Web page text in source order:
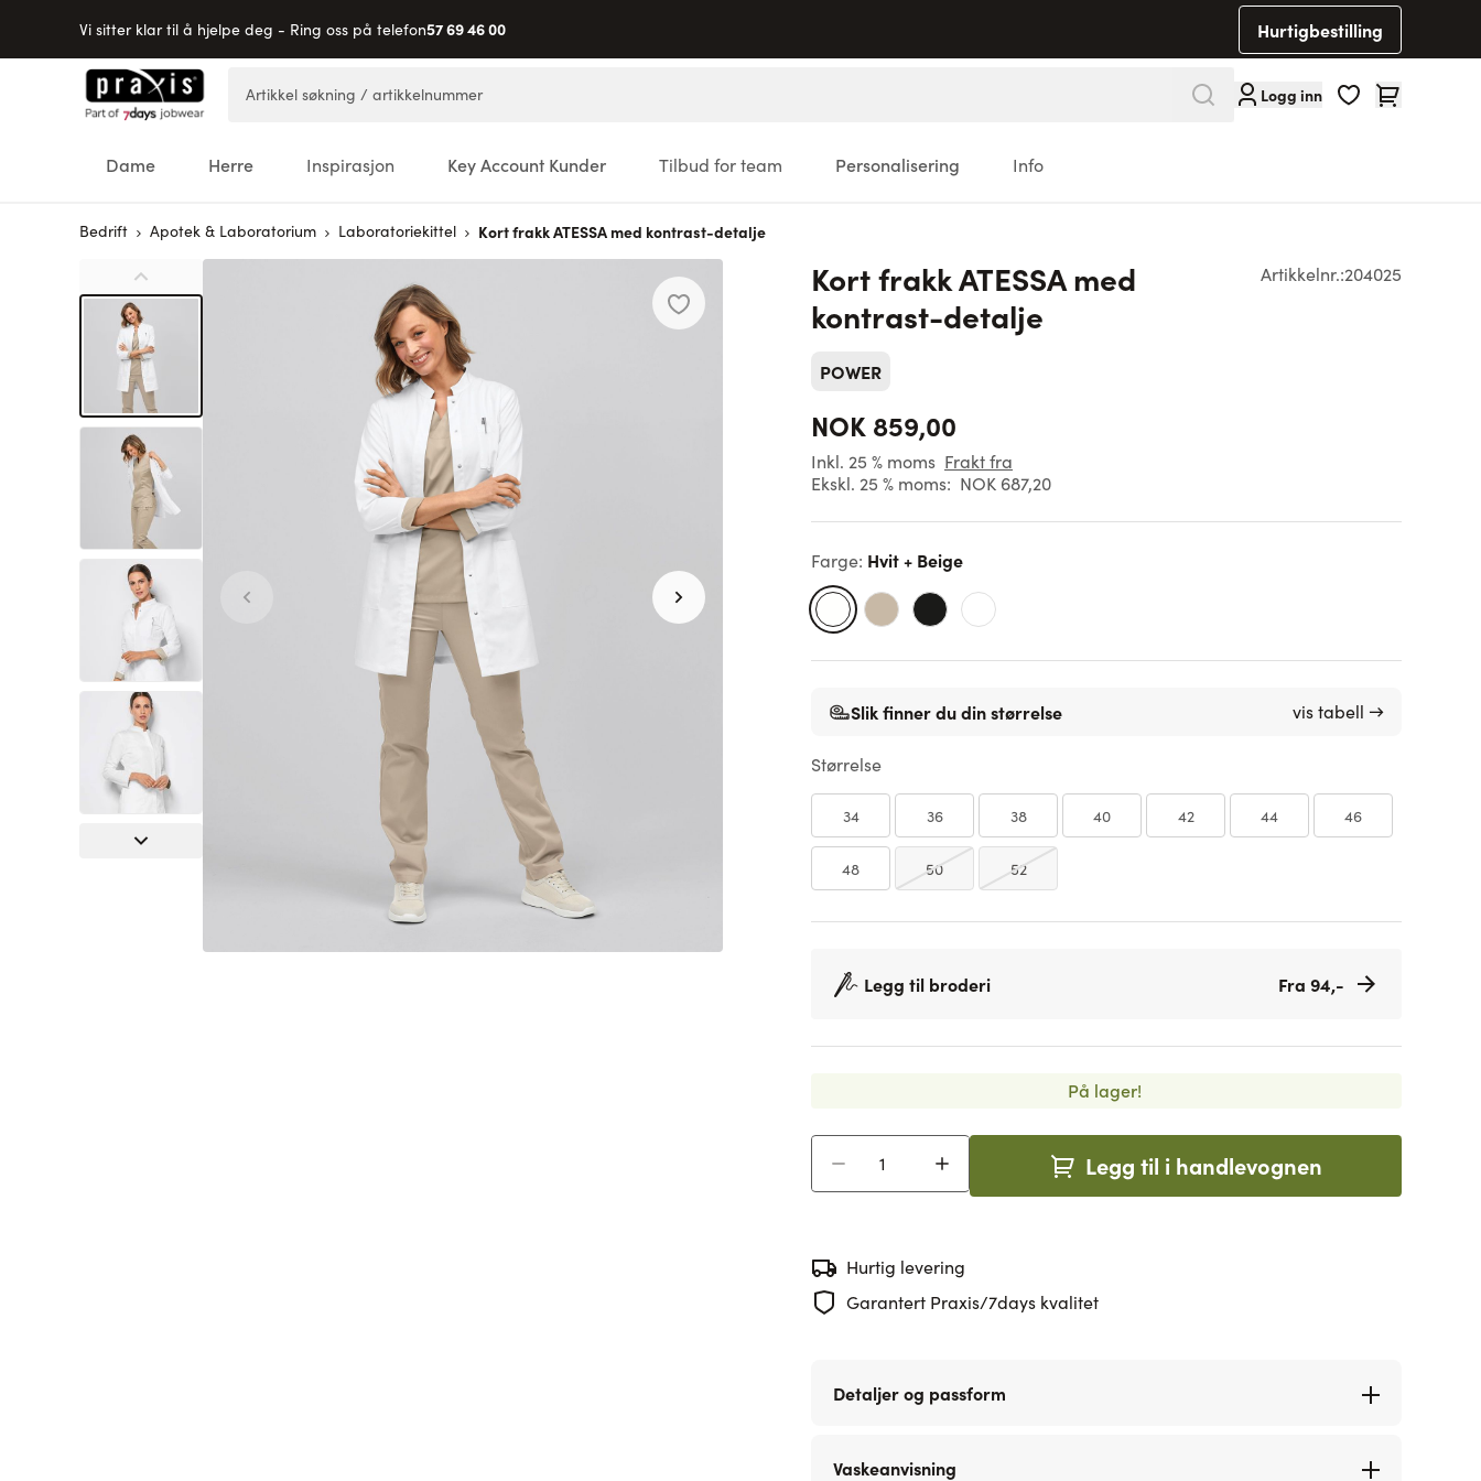
Vi sitter klar til å hjelpe deg - Ring oss på telefon57 69 46 00 Hurtigbestilling
Hopp til innhold
Logg inn Cart
Dame Herre Inspirasjon Key Account Kunder Tilbud for team Personalisering Info
Bedrift Apotek & Laboratorium Laboratoriekittel Kort frakk ATESSA med kontrast-detalje
Artikkelnr.:204025
Kort frakk ATESSA med
kontrast-detalje
POWER
NOK 859,00
Inkl. 25 % moms Frakt fra
Ekskl. 25 % moms: NOK 687,20
Farge: Hvit + Beige
Slik finner du din størrelse vis tabell →
Størrelse
34 36 38 40 42 44 46
48 50 52
Legg til broderi Fra 94,-
På lager!
Legg til i handlevognen
Hurtig levering
Garantert Praxis/7days kvalitet
Detaljer og passform
Vaskeanvisning